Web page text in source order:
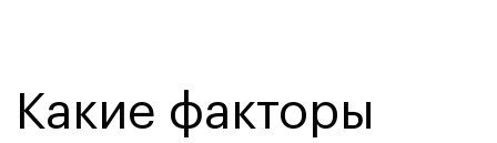
Функциональное наполнение.
Определяем назначение каждой комнаты.
Возможно объединение пространств